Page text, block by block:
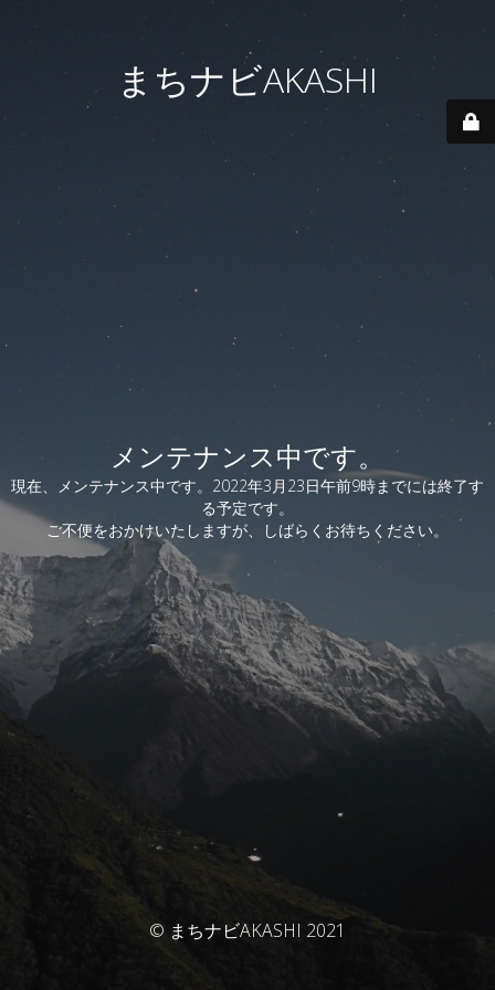
まちナビAKASHI
メンテナンス中です。
現在、メンテナンス中です。2022年3月23日午前9時までには終了す
る予定です。
ご不便をおかけいたしますが、しばらくお待ちください。
© まちナビAKASHI 2021